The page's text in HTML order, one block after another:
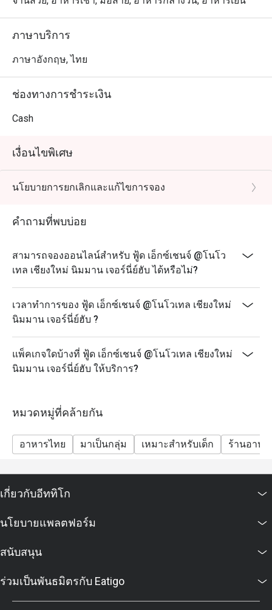
ภาษาบริการ
ภาษาอังกฤษ, ไทย
ช่องทางการชำระเงิน
Cash
เงื่อนไขพิเศษ
นโยบายการยกเลิกและแก้ไขการจอง
คำถามที่พบบ่อย
สามารถจองออนไลน์สำหรับ ฟู้ด เอ็กซ์เชนจ์ @โนโว
เทล เชียงใหม่ นิมมาน เจอร์นี่ย์ฮับ ได้หรือไม่?
เวลาทำการของ ฟู้ด เอ็กซ์เชนจ์ @โนโวเทล เชียงใหม่
นิมมาน เจอร์นี่ย์ฮับ ?
แพ็คเกจใดบ้างที่ ฟู้ด เอ็กซ์เชนจ์ @โนโวเทล เชียงใหม่
นิมมาน เจอร์นี่ย์ฮับ ให้บริการ?
หมวดหมู่ที่คล้ายกัน
อาหารไทย มาเป็นกลุ่ม เหมาะสำหรับเด็ก ร้านอาหา
เกี่ยวกับอีททิโก
นโยบายแพลตฟอร์ม
สนับสนุน
ร่วมเป็นพันธมิตรกับ Eatigo